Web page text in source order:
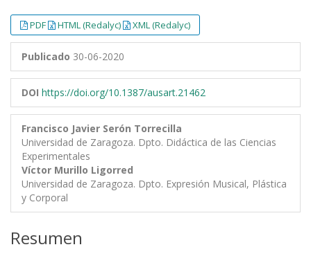
PDF HTML (Redalyc) XML (Redalyc)
Publicado 30-06-2020
DOI https://doi.org/10.1387/ausart.21462
Francisco Javier Serón Torrecilla
Universidad de Zaragoza. Dpto. Didáctica de las Ciencias
Experimentales
Víctor Murillo Ligorred
Universidad de Zaragoza. Dpto. Expresión Musical, Plástica
y Corporal
Resumen